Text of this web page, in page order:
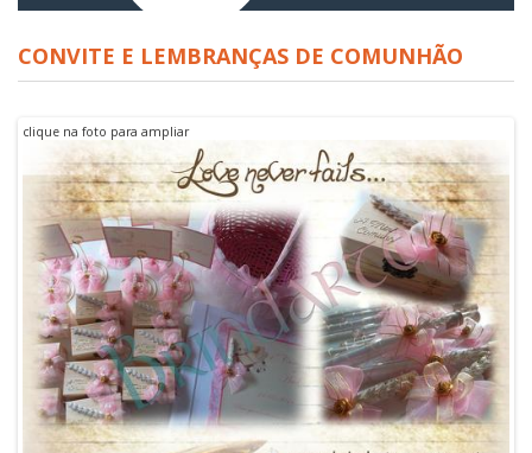
CONVITE E LEMBRANÇAS DE COMUNHÃO
clique na foto para ampliar